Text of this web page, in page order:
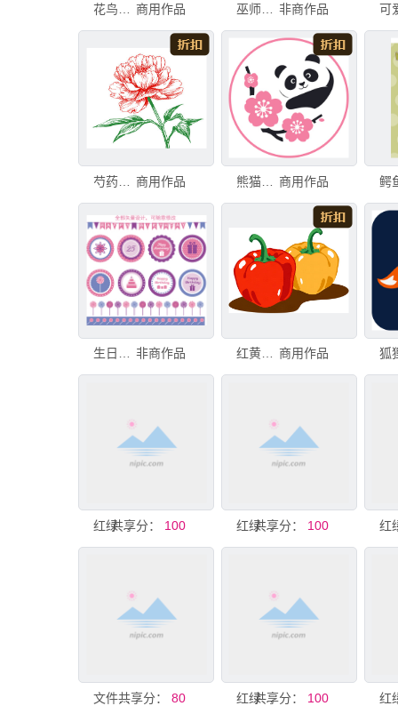
商用作品 巫师矢量素材EPS分层 非商作品
商用作品 熊猫红梅素材分层图案eps格式 商用作品
生日素材EPS分层 非商作品 红黄彩椒插画素材矢量图分层素材eps格式 商用作品
红绿色标签纸包角EPS矢量素材
共享分： 100 红绿色花纹标签EPS矢量素材
共享分： 100
文件太空eps格式模版素材
共享分： 80 红绿色标签纸包角EPS矢量素材
共享分： 100